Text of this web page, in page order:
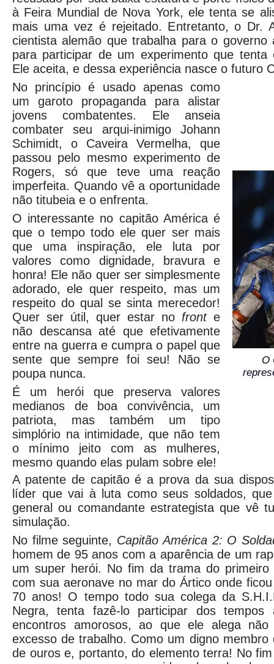
à Feira Mundial de Nova York, ele tenta se
mais uma vez é rejeitado. Entretanto, o Dr.
cientista alemão que trabalha para o governo
para participar de um experimento que tenta
Ele aceita, e dessa experiência nasce o futuro
No princípio é usado apenas como
um garoto propaganda para alistar
jovens combatentes. Ele anseia
combater seu arqui-inimigo Johann
Schimidt, o Caveira Vermelha, que
passou pelo mesmo experimento de
Rogers, só que teve uma reação
imperfeita. Quando vê a oportunidade
não titubeia e o enfrenta.
O interessante no capitão América é
que o tempo todo ele quer ser mais
que uma inspiração, ele luta por
valores como dignidade, bravura e
honra! Ele não quer ser simplesmente
adorado, ele quer respeito, mas um
respeito do qual se sinta merecedor!
Quer ser útil, quer estar no fronte
não descansa até que efetivamente
entre na guerra e cumpra o papel que
sente que sempre foi seu! Não se
poupa nunca.
É um herói que preserva valores
medianos de boa convivência, um
patriota, mas também um tipo
simplório na intimidade, que não tem
o mínimo jeito com as mulheres,
mesmo quando elas pulam sobre ele!
O
A patente de capitão é a prova da sua
líder que vai à luta como seus soldados,
general ou comandante estrategista que vê
simulação.
No filme seguinte, Capitão América 2: O
homem de 95 anos com a aparência de um
um super herói. No fim da trama do
com sua aeronave no mar do Ártico onde
70 anos! O tempo todo sua colega da
Negra, tenta fazê-lo participar dos tempos
encontros amorosos, ao que ele alega
excesso de trabalho. Como um digno membro
de ouros e, portanto, do elemento terra! No